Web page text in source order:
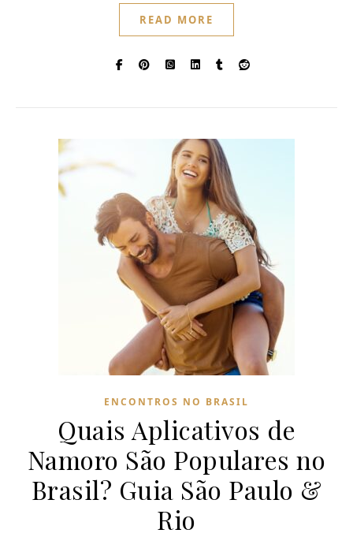
READ MORE
ENCONTROS NO BRASIL
Quais Aplicativos de
Namoro São Populares no
Brasil? Guia São Paulo &
Rio